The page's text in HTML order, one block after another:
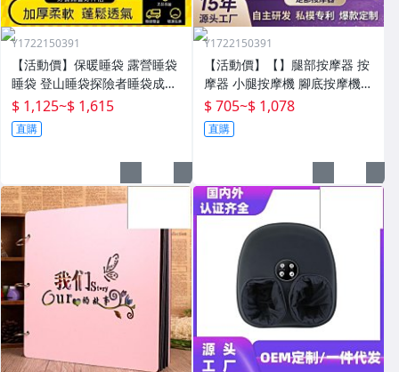
Y1722150391
【活動價】保暖睡袋 露營睡袋
睡袋 登山睡袋探險者睡袋成人
冬季加厚防寒加大戶外露營大
人抗寒四季通用款保暖
$ 1,125~$ 1,615
直購
Y1722150391
【活動價】【】腿部按摩器 按
摩器 小腿按摩機 腳底按摩機
深層按摩儀 小腿按摩儀全自動
揉捏腿部按摩器全腿底腳熱敷
腳部足底
$ 705~$ 1,078
直購